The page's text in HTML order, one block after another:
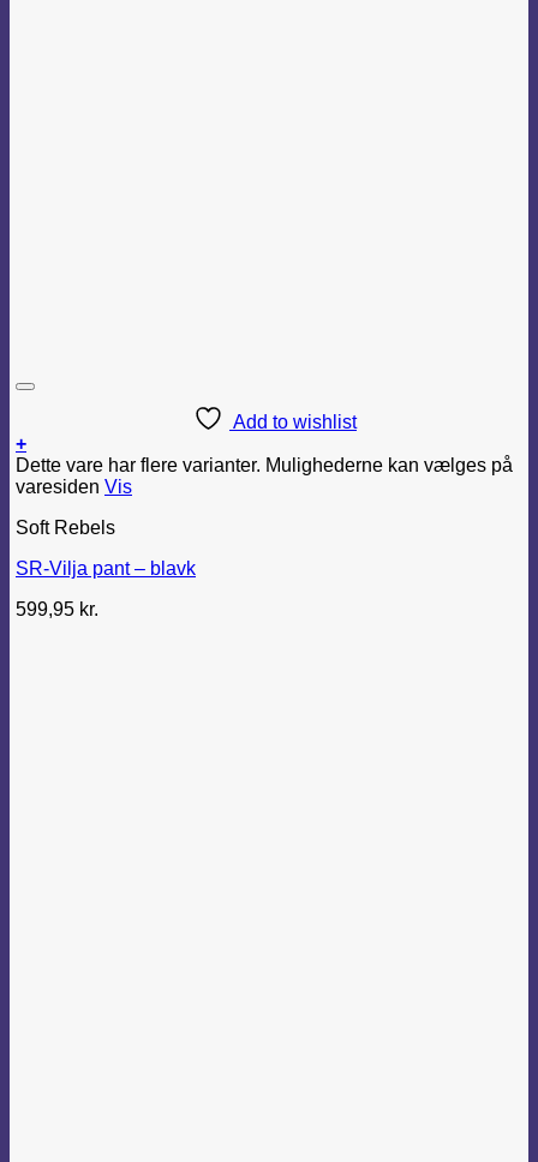
Add to wishlist
+
Dette vare har flere varianter. Mulighederne kan vælges på
varesiden Vis
Soft Rebels
SR-Vilja pant – blavk
599,95 kr.